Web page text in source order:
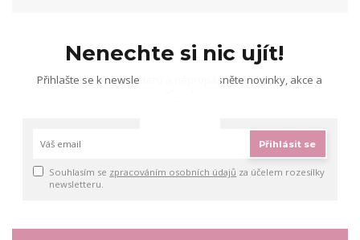
Nenechte si nic ujít!
Přihlašte se k newsletteru a nepropásněte novinky, akce a
Přihlásit se
Souhlasím se zpracováním osobních údajů za účelem rozesílky
newsletteru.